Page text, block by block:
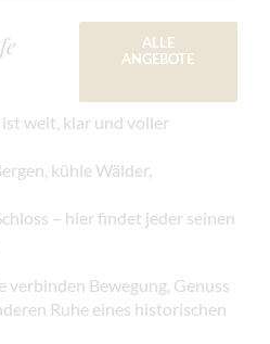
ALLE
ANGEBOTE
ist weit, klar und voller
kühle Wälder,
– hier findet jeder seinen
verbinden Bewegung, Genuss
Ruhe eines historischen